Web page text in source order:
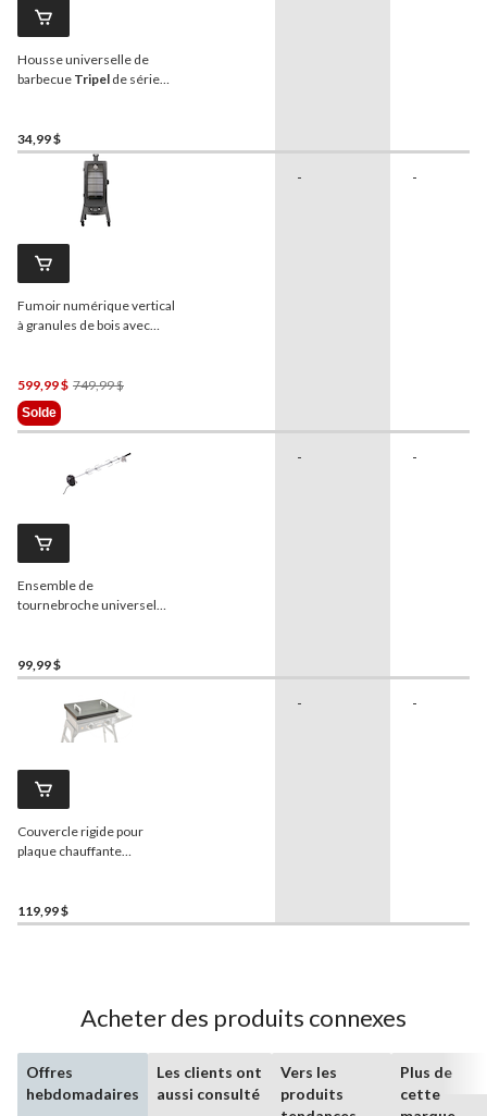
Housse universelle de
barbecue Tripel de série
rayons UV, petit, noir
34,99 $
Fumoir numérique vertical
à granules de bois avec
599,99 $ 749,99 $Prix
749,99 $
Solde
- -
Ensemble de
tournebroche universel
99,99 $
- -
Couvercle rigide pour
plaque chauffante
119,99 $
- -
Acheter des produits connexes
Offres
hebdomadaires
Les clients ont
aussi consulté
Vers les
produits
Plus de
cette